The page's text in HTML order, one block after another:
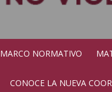
MARCO NORMATIVO
CONOCE LA NUEVA